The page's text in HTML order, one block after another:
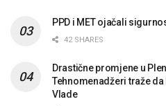
PPD i MET ojačali
42 SHARES
Drastične promjene u
Tehnomenadžeri traže
Vlade